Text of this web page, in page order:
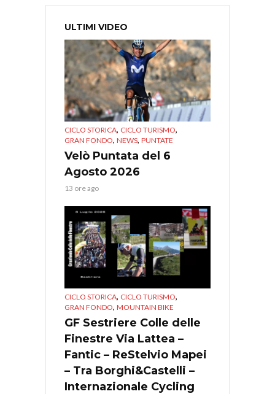
ULTIMI VIDEO
CICLO STORICA, CICLO TURISMO,
GRAN FONDO, NEWS, PUNTATE
Velò Puntata del 6
Agosto 2026
13 ore ago
CICLO STORICA, CICLO TURISMO,
GRAN FONDO, MOUNTAIN BIKE
GF Sestriere Colle delle
Finestre Via Lattea –
Fantic – ReStelvio Mapei
– Tra Borghi&Castelli –
Internazionale Cycling